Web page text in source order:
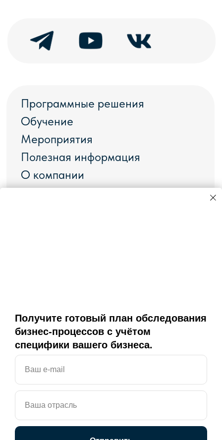
Получите готовый план обследования
бизнес-процессов с учётом
специфики вашего бизнеса.
Ваш e-mail
Ваша отрасль